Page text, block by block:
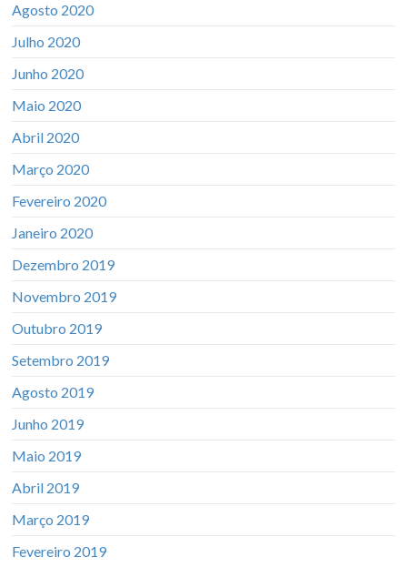
Agosto 2020
Julho 2020
Junho 2020
Maio 2020
Abril 2020
Março 2020
Fevereiro 2020
Janeiro 2020
Dezembro 2019
Novembro 2019
Outubro 2019
Setembro 2019
Agosto 2019
Junho 2019
Maio 2019
Abril 2019
Março 2019
Fevereiro 2019